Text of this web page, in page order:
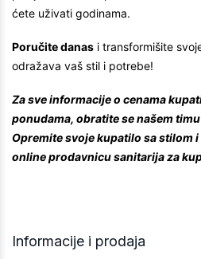
ćete uživati godinama.
Poručite danas i transformišite
odražava vaš stil i potrebe!
Za sve informacije o cenama
ponudama, obratite se našem
Opremite svoje kupatilo sa stilom
online prodavnicu sanitarija za
Informacije i prodaja